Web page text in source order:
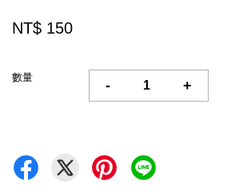
NT$ 150
數量
- +